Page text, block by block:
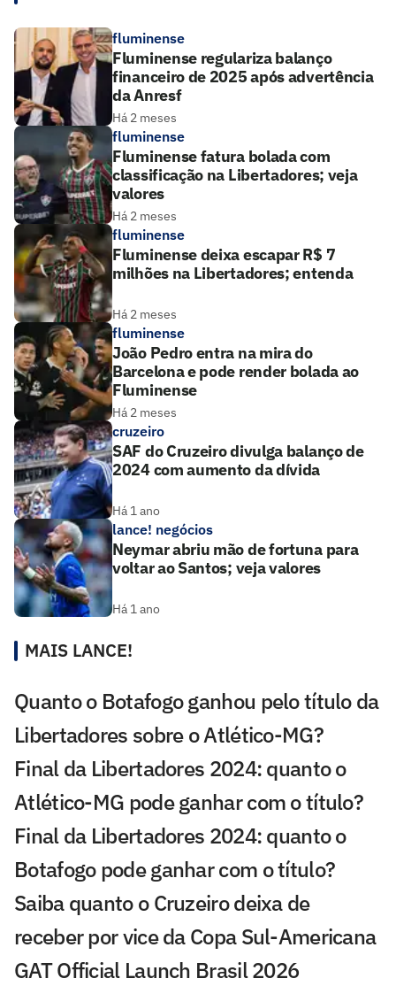
fluminense
Fluminense regulariza balanço
financeiro de 2025 após advertência
da Anresf
Há 2 meses
fluminense
Fluminense fatura bolada com
classificação na Libertadores; veja
valores
Há 2 meses
fluminense
Fluminense deixa escapar R$ 7
milhões na Libertadores; entenda
Há 2 meses
fluminense
João Pedro entra na mira do
Barcelona e pode render bolada ao
Fluminense
Há 2 meses
cruzeiro
SAF do Cruzeiro divulga balanço de
2024 com aumento da dívida
Há 1 ano
lance! negócios
Neymar abriu mão de fortuna para
voltar ao Santos; veja valores
Há 1 ano
MAIS LANCE!
Quanto o Botafogo ganhou pelo título da
Libertadores sobre o Atlético-MG?
Final da Libertadores 2024: quanto o
Atlético-MG pode ganhar com o título?
Final da Libertadores 2024: quanto o
Botafogo pode ganhar com o título?
Saiba quanto o Cruzeiro deixa de
receber por vice da Copa Sul-Americana
GAT Official Launch Brasil 2026